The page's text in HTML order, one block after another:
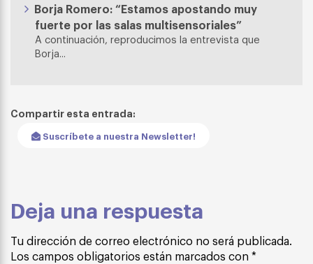
Borja Romero: “Estamos apostando muy
fuerte por las salas multisensoriales”
A continuación, reproducimos la entrevista que
Borja...
Compartir esta entrada:
Suscríbete a nuestra Newsletter!
Deja una respuesta
Tu dirección de correo electrónico no será publicada.
Los campos obligatorios están marcados con *